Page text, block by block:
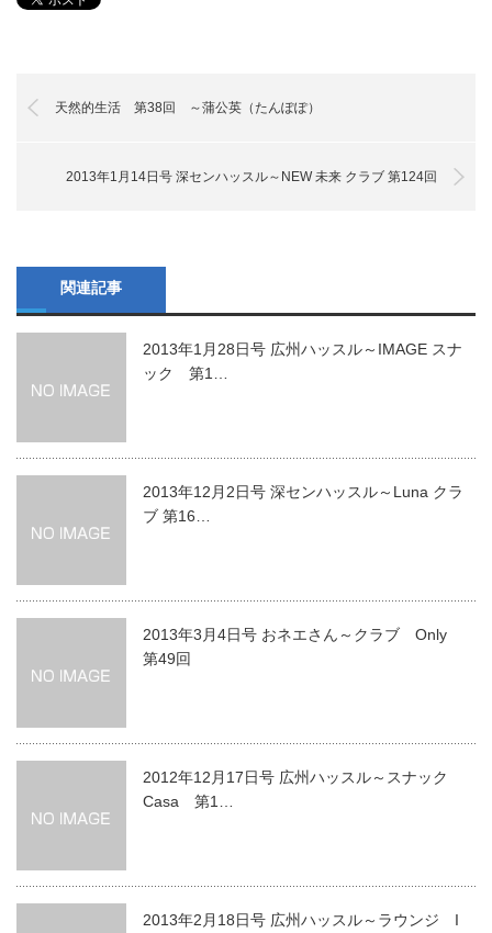
天然的生活 第38回 ～蒲公英（たんぽぽ）
2013年1月14日号 深センハッスル～NEW 未来 クラブ 第124回
関連記事
2013年1月28日号 広州ハッスル～IMAGE スナ
ック 第1…
2013年12月2日号 深センハッスル～Luna クラ
ブ 第16…
2013年3月4日号 おネエさん～クラブ Only
第49回
2012年12月17日号 広州ハッスル～スナック
Casa 第1…
2013年2月18日号 広州ハッスル～ラウンジ I